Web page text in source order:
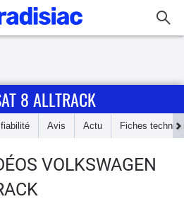
8 ALLTRACK
Avis Actu Fiches
VOLKSWAGEN